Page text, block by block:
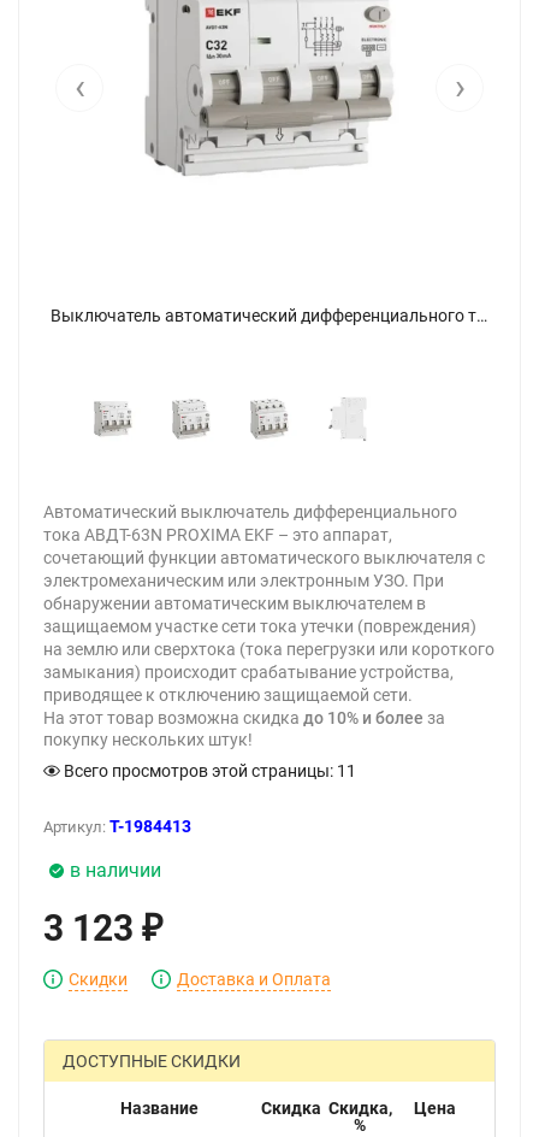
Выключатель автоматический дифференциального тока 4п (3P+N) C 32А 30мА тип AC 6кА АВДТ-63N электронный PROxima EKF D63N46E32C30 - фото
‹ ›
Автоматический выключатель дифференциального
тока АВДТ-63N PROXIMA EKF – это аппарат,
сочетающий функции автоматического выключателя с
электромеханическим или электронным УЗО. При
обнаружении автоматическим выключателем в
защищаемом участке сети тока утечки (повреждения)
на землю или сверхтока (тока перегрузки или короткого
замыкания) происходит срабатывание устройства,
приводящее к отключению защищаемой сети.
На этот товар возможна скидка до 10% и более за
покупку нескольких штук!
Всего просмотров этой страницы: 11
Артикул: T-1984413
в наличии
3 123 ₽
Скидки Доставка и Оплата
ДОСТУПНЫЕ СКИДКИ
Название Скидка Скидка,
%
Цена